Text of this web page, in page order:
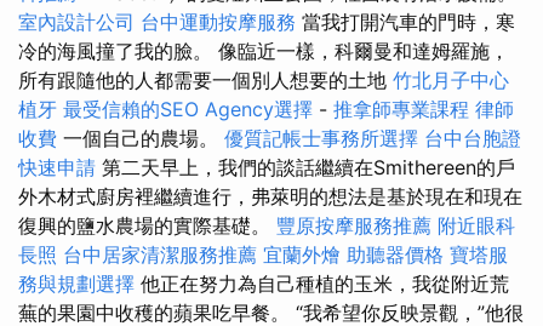
室內設計公司 台中運動按摩服務 當我打開汽車的門時，寒
冷的海風撞了我的臉。 像臨近一樣，科爾曼和達姆羅施，
所有跟隨他的人都需要一個別人想要的土地 竹北月子中心
植牙 最受信賴的SEO Agency選擇 - 推拿師專業課程 律師
收費 一個自己的農場。 優質記帳士事務所選擇 台中台胞證
快速申請 第二天早上，我們的談話繼續在Smithereen的戶
外木材式廚房裡繼續進行，弗萊明的想法是基於現在和現在
復興的鹽水農場的實際基礎。 豐原按摩服務推薦 附近眼科
長照 台中居家清潔服務推薦 宜蘭外燴 助聽器價格 寶塔服
務與規劃選擇 他正在努力為自己種植的玉米，我從附近荒
蕪的果園中收穫的蘋果吃早餐。 “我希望你反映景觀，”他很